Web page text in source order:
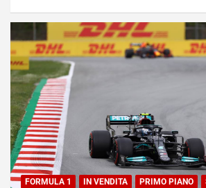
FORMULA 1 IN VENDITA PRIMO PIANO